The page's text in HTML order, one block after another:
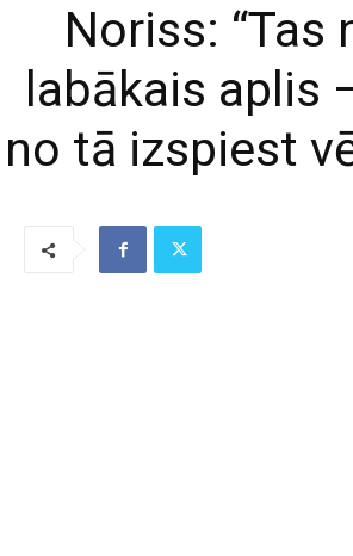
Noriss: “Tas
labākais aplis
no tā izspiest